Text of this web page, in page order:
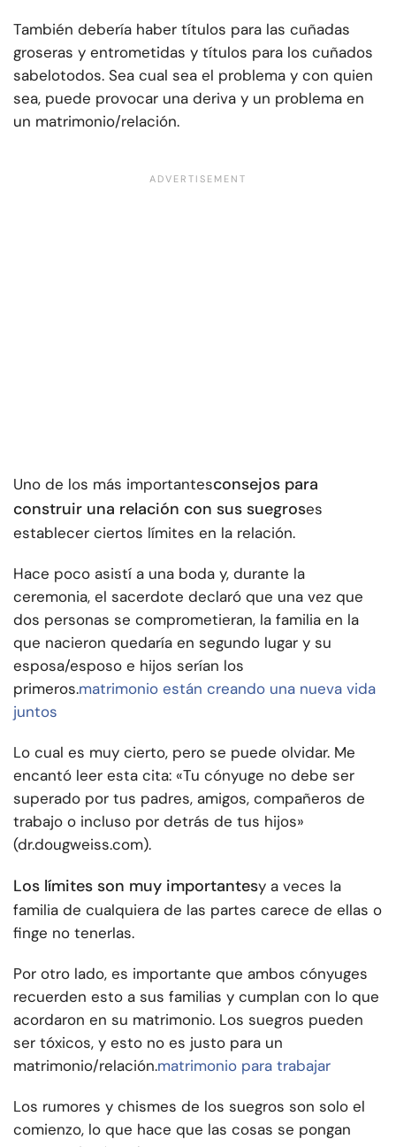
También debería haber títulos para las cuñadas
groseras y entrometidas y títulos para los cuñados
sabelotodos. Sea cual sea el problema y con quien
sea, puede provocar una deriva y un problema en
un matrimonio/relación.
Uno de los más importantesconsejos para
construir una relación con sus suegroses
establecer ciertos límites en la relación.
Hace poco asistí a una boda y, durante la
ceremonia, el sacerdote declaró que una vez que
dos personas se comprometieran, la familia en la
que nacieron quedaría en segundo lugar y su
esposa/esposo e hijos serían los
primeros.matrimonio están creando una nueva vida
juntos
Lo cual es muy cierto, pero se puede olvidar. Me
encantó leer esta cita: «Tu cónyuge no debe ser
superado por tus padres, amigos, compañeros de
trabajo o incluso por detrás de tus hijos»
(dr.dougweiss.com).
Los límites son muy importantesy a veces la
familia de cualquiera de las partes carece de ellas o
finge no tenerlas.
Por otro lado, es importante que ambos cónyuges
recuerden esto a sus familias y cumplan con lo que
acordaron en su matrimonio. Los suegros pueden
ser tóxicos, y esto no es justo para un
matrimonio/relación.matrimonio para trabajar
Los rumores y chismes de los suegros son solo el
comienzo, lo que hace que las cosas se pongan